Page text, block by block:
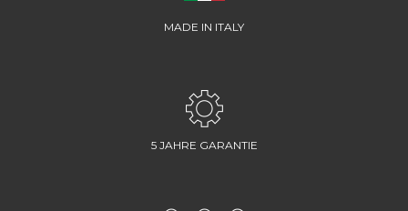
MADE IN ITALY
5 JAHRE GARANTIE